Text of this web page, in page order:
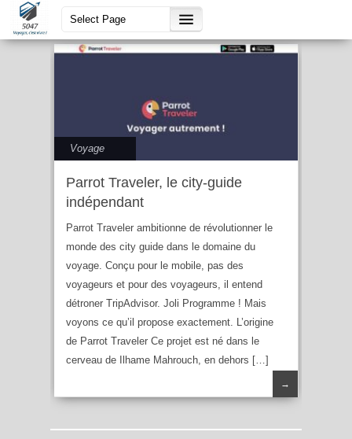
tourisme durable
Voyage
Parrot Traveler, le city-guide
indépendant
Parrot Traveler ambitionne de révolutionner le
monde des city guide dans le domaine du
voyage. Conçu pour le mobile, pas des
voyageurs et pour des voyageurs, il entend
détroner TripAdvisor. Joli Programme ! Mais
voyons ce qu’il propose exactement. L’origine
de Parrot Traveler Ce projet est né dans le
cerveau de Ilhame Mahrouch, en dehors […]
→